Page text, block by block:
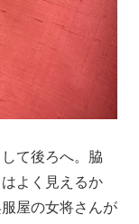
て後ろへ。脇
よく見えるか
屋の女将さんが